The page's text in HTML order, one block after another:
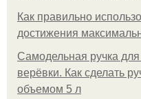
Как правильно
достижения
Самодельная ручка
верёвки. Как сделать
объемом 5 л